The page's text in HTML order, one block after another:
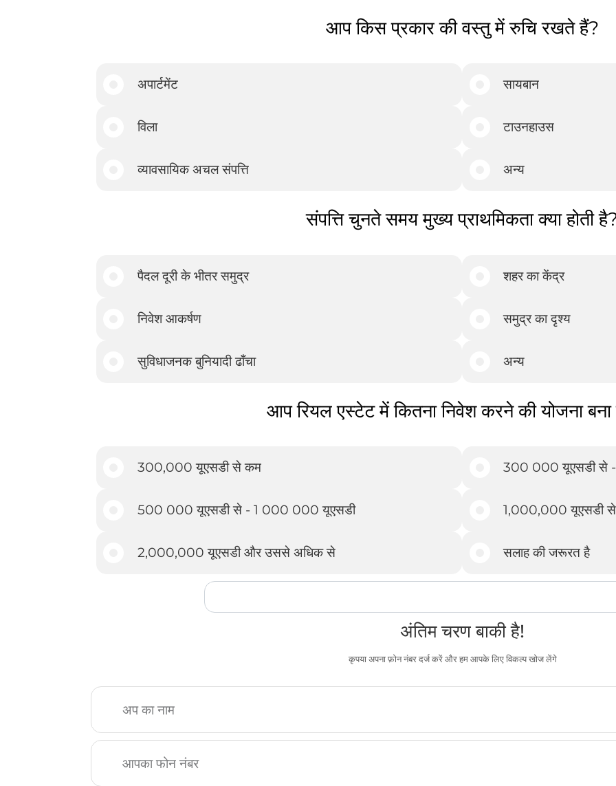
आप किस प्रकार की वस्तु में रुचि रखते हैं?
अपार्टमेंट सायबान
विला टाउनहाउस
व्यावसायिक अचल संपत्ति अन्य
संपत्ति चुनते समय मुख्य प्राथमिकता क्या होती
पैदल दूरी के भीतर समुद्र शहर का केंद्र
निवेश आकर्षण समुद्र का दृश्य
सुविधाजनक बुनियादी ढाँचा अन्य
आप रियल एस्टेट में कितना निवेश करने की योजना
300,000 यूएसडी से कम 300 000 यूएसडी से
500 000 यूएसडी से - 1 000 000 यूएसडी 1,000,000 यूएसडी
2,000,000 यूएसडी और उससे अधिक से सलाह की जरूरत है
अंतिम चरण बाकी है!
कृपया अपना फ़ोन नंबर दर्ज करें और हम आपके लिए विकल्प खोज लेंगे